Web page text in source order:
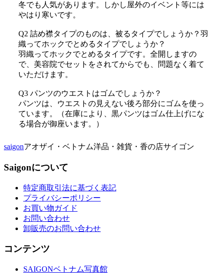
冬でも人気があります。しかし屋外のイベント等には
やはり寒いです。
Q2 詰め襟タイプのものは、被るタイプでしょうか？羽
織ってホックでとめるタイプでしょうか？
羽織ってホックでとめるタイプです。全開しますの
で、美容院でセットをされてからでも、問題なく着て
いただけます。
Q3 パンツのウエストはゴムでしょうか？
パンツは、ウエストの見えない後ろ部分にゴムを使っ
ています。（在庫により、黒パンツはゴム仕上げにな
る場合が御座います。）
saigonアオザイ・ベトナム洋品・雑貨・香の店サイゴン
Saigonについて
特定商取引法に基づく表記
プライバシーポリシー
お買い物ガイド
お問い合わせ
卸販売のお問い合わせ
コンテンツ
SAIGONベトナム写真館